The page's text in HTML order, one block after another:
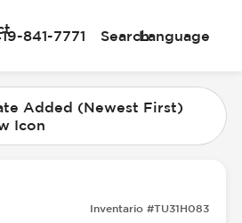
841-7771 SearchLanguage
Added (Newest First)
Icon
Inventario #TU31H083